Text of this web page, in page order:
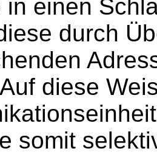
in einen
durch
diese
somit